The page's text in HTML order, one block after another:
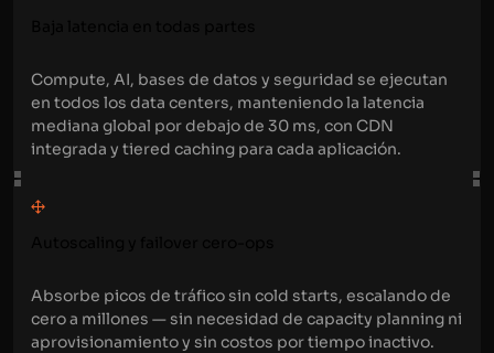
Compute, AI, bases de datos y seguridad se ejecutan
en todos los data centers, manteniendo la latencia
mediana global por debajo de 30 ms, con CDN
integrada y tiered caching para cada aplicación.
Absorbe picos de tráfico sin cold starts, escalando de
cero a millones — sin necesidad de capacity planning ni
aprovisionamiento y sin costos por tiempo inactivo.